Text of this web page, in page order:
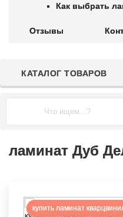
Как выбрать
Отзывы
КАТАЛОГ ТОВАРОВ
Каталог Ламинат
ламинат Дуб
купить ламинат